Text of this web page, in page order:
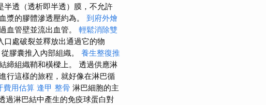
半透（透析即半透）膜，不允許
漿的膠體滲透壓約為。 到府外燴
血管壁並流出血管。 輕鬆消除雙
口處破裂並釋放出通過它的物
膠囊推入內部組織。 養生整復推
締組織鞘和橫樑上。 透過供應淋
行這樣的旅程，就好像在淋巴循
費用估算 逢甲 整骨 淋巴細胞的主
過淋巴結中產生的免疫球蛋白對